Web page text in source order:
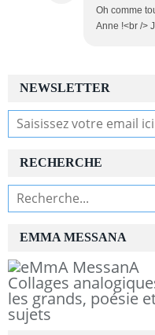
Oh comme
Anne !<br />
NEWSLETTER
RECHERCHE
EMMA MESSANA
Collages
les grands, poésie
sujets